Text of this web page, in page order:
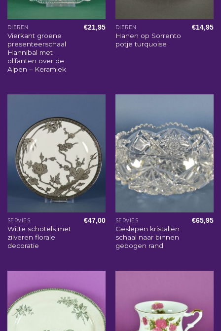
DIEREN
Vierkant groene
presenteerschaal
Hannibal met
olifanten over de
Alpen – Keramiek
€21,95 DIEREN
Hanen op Sorrento
potje turquoise
€14,95
SERVIES
Witte schotels met
zilveren florale
decoratie
€47,00 SERVIES
Geslepen kristallen
schaal naar binnen
gebogen rand
€65,95